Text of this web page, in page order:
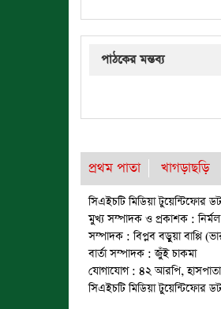
পাঠকের মন্তব্য
প্রথম পাতা খাগড়াছড়ি
সিএইচটি মিডিয়া
মুখ্য সম্পাদক ও প্রকাশক :
সম্পাদক : বিপ্লব বড়ুয়া বাপ্পি
বার্তা সম্পাদক : জুঁই চাকমা
যোগাযোগ : ৪২ আরপি,
সিএইচটি মিডিয়া টুয়েন্টিফোর